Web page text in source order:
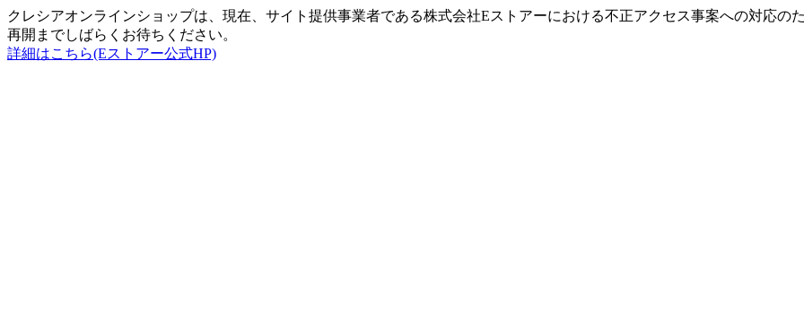
クレシアオンラインショップは、現在、サイト提供事業者である株式会社Eストアーにおける不正アクセス事案への対応の
再開までしばらくお待ちください。
詳細はこちら(Eストアー公式HP)